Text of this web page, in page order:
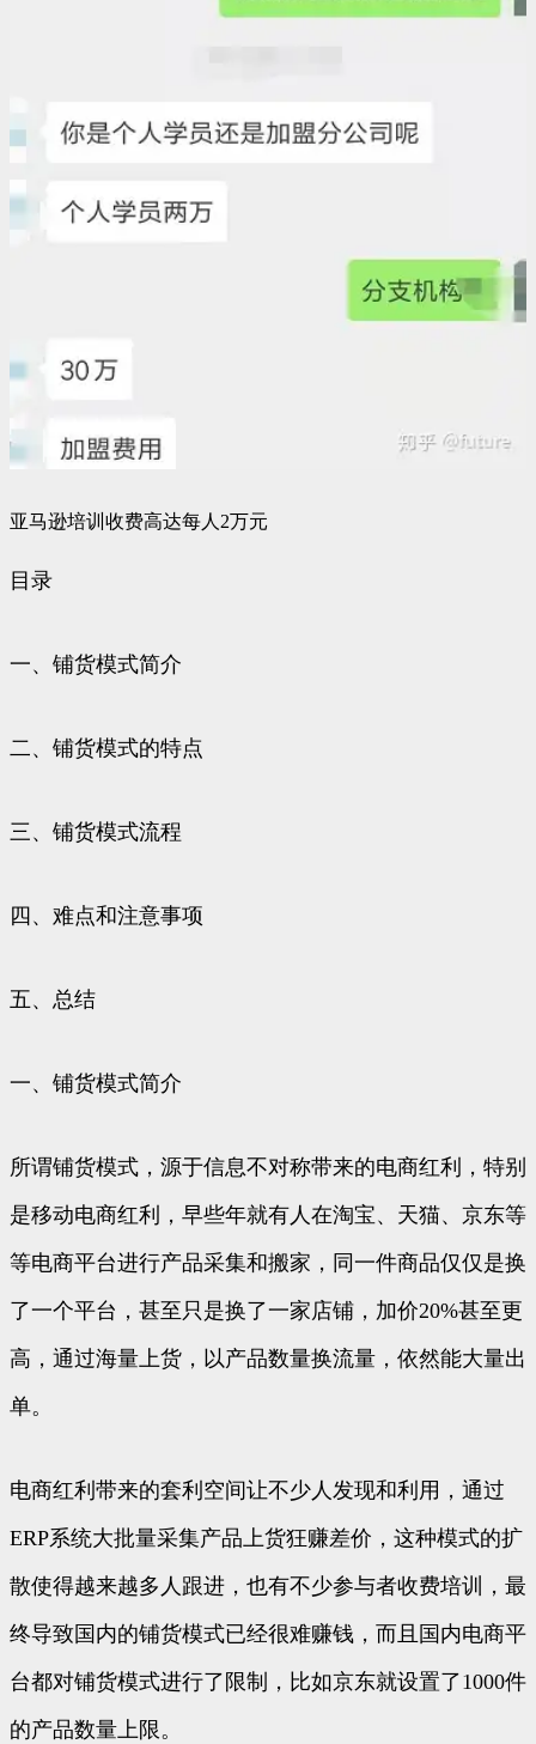
亚马逊培训收费高达每人2万元
目录
一、铺货模式简介
二、铺货模式的特点
三、铺货模式流程
四、难点和注意事项
五、总结
一、铺货模式简介
所谓铺货模式，源于信息不对称带来的电商红利，特别
是移动电商红利，早些年就有人在淘宝、天猫、京东等
等电商平台进行产品采集和搬家，同一件商品仅仅是换
了一个平台，甚至只是换了一家店铺，加价20%甚至更
高，通过海量上货，以产品数量换流量，依然能大量出
单。
电商红利带来的套利空间让不少人发现和利用，通过
ERP系统大批量采集产品上货狂赚差价，这种模式的扩
散使得越来越多人跟进，也有不少参与者收费培训，最
终导致国内的铺货模式已经很难赚钱，而且国内电商平
台都对铺货模式进行了限制，比如京东就设置了1000件
的产品数量上限。